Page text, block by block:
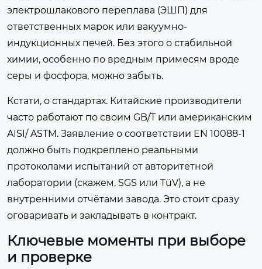
электрошлакового переплава (ЭШП) для
ответственных марок или вакуумно-
индукционных печей. Без этого о стабильной
химии, особенно по вредным примесям вроде
серы и фосфора, можно забыть.
Кстати, о стандартах. Китайские производители
часто работают по своим GB/T или американским
AISI/ ASTM. Заявление о соответствии EN 10088-1
должно быть подкреплено реальными
протоколами испытаний от авторитетной
лаборатории (скажем, SGS или TüV), а не
внутренними отчётами завода. Это стоит сразу
оговаривать и закладывать в контракт.
Ключевые моменты при выборе
и проверке